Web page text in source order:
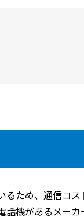
るため、通信コ
機があるメーカ